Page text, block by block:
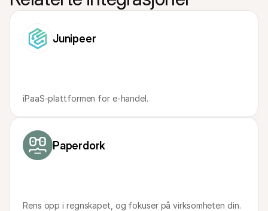
Junipeer
iPaaS-plattformen for e-handel.
Paperdork
Rens opp i regnskapet, og fokuser på virksomheten din.
For shoppere
For Mollie-kunder
Ta kontakt med vårt kundestøtteteam
Kontakt salg